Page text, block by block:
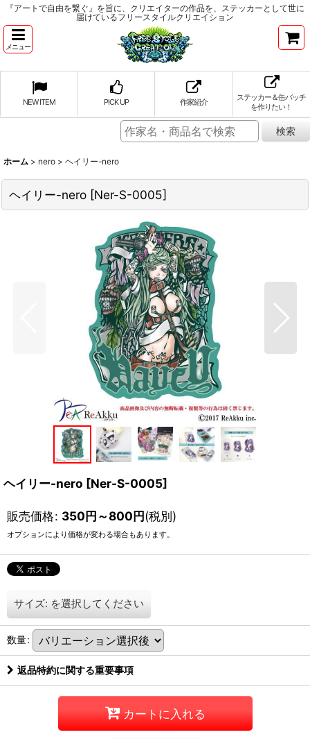
『アートで自由を繋ぐ』を旨に、クリエイターの作品を、ステッカーとして世に
届けているフリースタイルクリエイション
メニュー
NEW ITEM PICK UP 作家紹介
ステッカー＆缶バッチ
を作りたい！
ホーム > nero > ヘイリー-nero
ヘイリー-nero [Ner-S-0005]
ヘイリー-nero [Ner-S-0005]
販売価格: 350円～800円(税別)
オプションにより価格が変わる場合もあります。
サイズ: を選択してください
数量:
返品特約に関する重要事項
カートに入れる